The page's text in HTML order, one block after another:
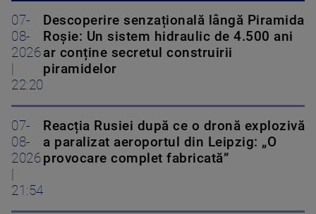
07-
08-
2026
22:20
Descoperire senzațională lângă Piramida
Roșie: Un sistem hidraulic de 4.500 ani
ar conține secretul construirii
piramidelor
07-
08-
2026
21:54
Reacția Rusiei după ce o dronă explozivă
a paralizat aeroportul din Leipzig: „O
provocare complet fabricată”